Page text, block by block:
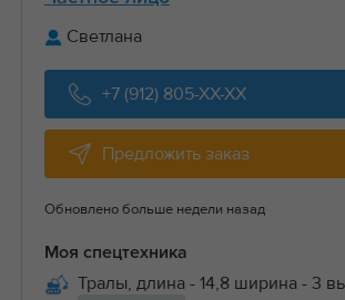
Светлана
+7 (912) 805-XX-XX
Предложить заказ
Обновлено больше недели назад
Моя спецтехника
Тралы, длина - 14,8 ширина - 3